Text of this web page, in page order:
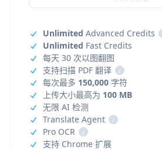
Unlimited Advanced Credits
Unlimited Fast Credits
每天 30 次以图翻图
支持扫描 PDF 翻译
i
每次最多 150,000 字符
上传大小最高为 100 MB
无限 AI 检测
Translate Agent
i
Pro OCR
i
支持 Chrome 扩展